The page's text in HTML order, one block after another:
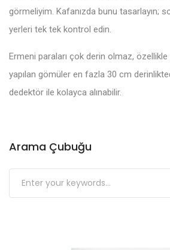
görmeliyim. Kafanızda bunu tasarlayın;
yerleri tek tek kontrol edin.
Ermeni paraları çok derin olmaz,
yapılan gömüler en fazla 30 cm
dedektör ile kolayca alınabilir.
Arama Çubuğu